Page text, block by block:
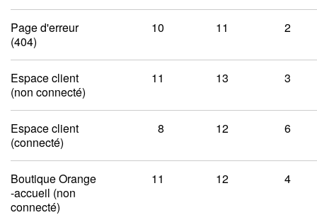
Page d'erreur
(404)
10 11 2
Espace client
(non connecté)
11 13 3
Espace client
(connecté)
8 12 6
Boutique Orange
-accueil (non
connecté)
11 12 4